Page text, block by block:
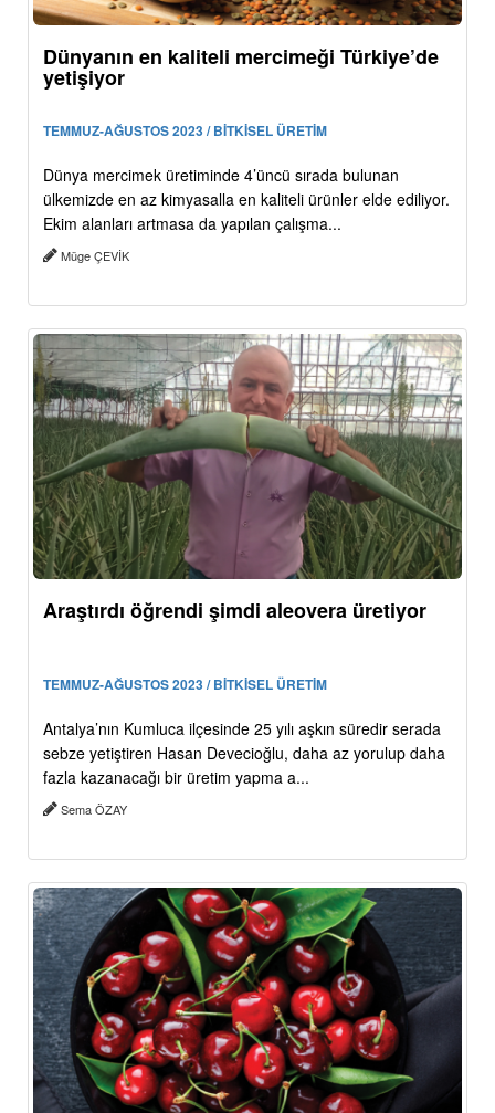
Dünyanın en kaliteli mercimeği Türkiye’de
yetişiyor
TEMMUZ-AĞUSTOS 2023 / BİTKİSEL ÜRETİM
Dünya mercimek üretiminde 4’üncü sırada bulunan
ülkemizde en az kimyasalla en kaliteli ürünler elde ediliyor.
Ekim alanları artmasa da yapılan çalışma...
Müge ÇEVİK
Araştırdı öğrendi şimdi aleovera üretiyor
TEMMUZ-AĞUSTOS 2023 / BİTKİSEL ÜRETİM
Antalya’nın Kumluca ilçesinde 25 yılı aşkın süredir serada
sebze yetiştiren Hasan Devecioğlu, daha az yorulup daha
fazla kazanacağı bir üretim yapma a...
Sema ÖZAY